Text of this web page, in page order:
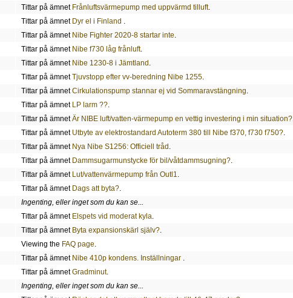
Tittar på ämnet Frånluftsvärmepump med uppvärmd tilluft.
Tittar på ämnet Dyr el i Finland
Tittar på ämnet Nibe Fighter 2020-8 startar inte
Tittar på ämnet Nibe f730 låg frånluft.
Tittar på ämnet Nibe 1230-8 i Jämtland
Tittar på ämnetTjuvstopp efter vv-beredning Nibe 1255.
Tittar på ämnetCirkulationspump stannar ej vid Sommaravstängning
Tittar på ämnet LP larm ??.
Tittar på ämnetÄr NIBE luft/vatten-värmepump en vettig investering i min situation?.
Tittar på ämnet Utbyte av elektrostandard Autoterm 380 till Nibe f370, f730 f750?.
Tittar på ämnet Nya Nibe S1256: Officiell tråd
Tittar på ämnet Dammsugarmunstycke för bil/våtdammsugning?.
Tittar på ämnet Lut/vattenvärmepump från Outl1
Tittar på ämnet Dags att byta?.
Ingenting, eller inget som du kan se...
Tittar på ämnet Elspets vid moderat kyla
Tittar på ämnet Byta expansionskärl själv?.
Viewing the FAQ page
Tittar på ämnet Nibe 410p kondens. Inställningar
Tittar på ämnetGradminut.
Ingenting, eller inget som du kan se...